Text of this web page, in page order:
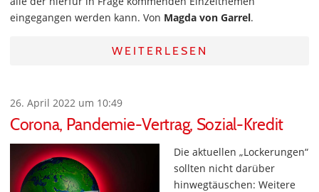
eingegangen werden kann. Von Magda von Garrel.
WEITERLESEN
26. April 2022 um 10:49
Corona, Pandemie-Vertrag, Sozial-Kredit
Die aktuellen „Lockerungen“
sollten nicht darüber
hinwegtäuschen: Weitere